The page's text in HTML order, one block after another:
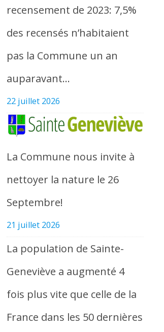
recensement de 2023: 7,5%
des recensés n’habitaient
pas la Commune un an
auparavant…
22 juillet 2026
La Commune nous invite à
nettoyer la nature le 26
Septembre!
21 juillet 2026
La population de Sainte-
Geneviève a augmenté 4
fois plus vite que celle de la
France dans les 50 dernières